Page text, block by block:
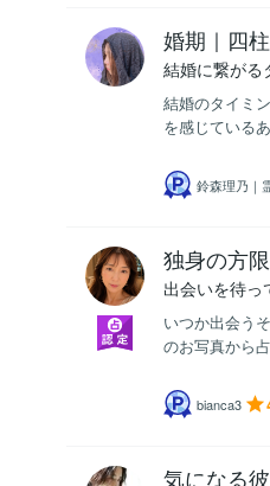
婚期｜四
結婚に繋がる
結婚のタイミ
を感じている
鈴森理乃｜
独身の方
出会いを待っ
いつか出会う
のお写真から
bianca3
気になる